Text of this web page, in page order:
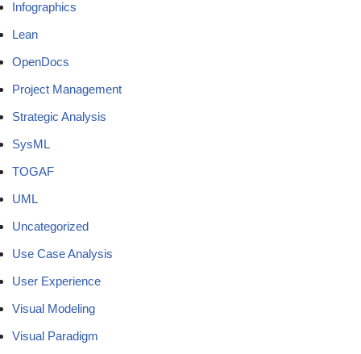
Infographics
Lean
OpenDocs
Project Management
Strategic Analysis
SysML
TOGAF
UML
Uncategorized
Use Case Analysis
User Experience
Visual Modeling
Visual Paradigm